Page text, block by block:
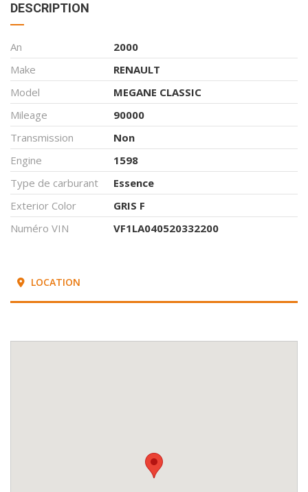
DESCRIPTION
An
2000
Make
RENAULT
Model
MEGANE CLASSIC
Mileage
90000
Transmission
Non
Engine
1598
Type de carburant
Essence
Exterior Color
GRIS F
Numéro VIN
VF1LA040520332200
LOCATION